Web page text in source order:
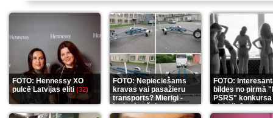
FOTO: Hennessy XO
pulcē Latvijas eliti(32)
FOTO: Nepieciešams
kravas vai pasažieru
transports? Mierīgi -
ieskaties šeit(35)
FOTO:
bildes no pirmā
PSRS" konkursa
aizkulisēm(12)